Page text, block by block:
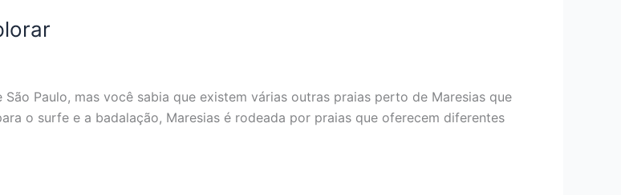
Paulo, mas você sabia que existem várias outras praias perto de Maresias que
o surfe e a badalação, Maresias é rodeada por praias que oferecem diferentes